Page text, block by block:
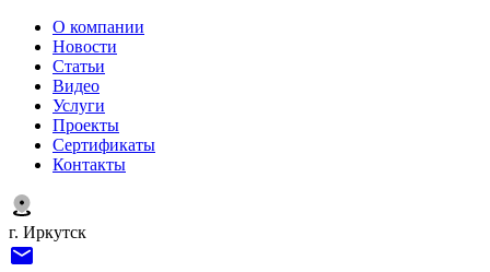
О компании
Новости
Статьи
Видео
Услуги
Проекты
Сертификаты
Контакты
г. Иркутск